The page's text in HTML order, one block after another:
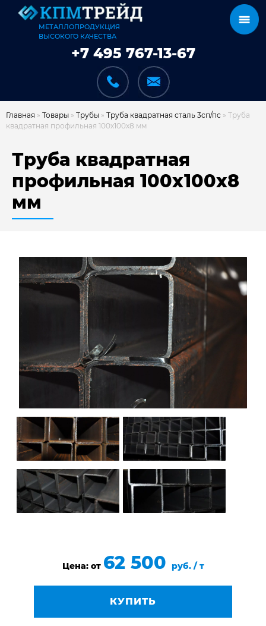
МЕТАЛЛОПРОДУКЦИЯ
ВЫСОКОГО КАЧЕСТВА
+7 495 767-13-67
ДОСТАВКА И ОПЛАТА
НАШИ ОБЪЕКТЫ
БЛОГ
Главная » Товары » Трубы » Труба квадратная сталь 3сп/пс » Труба
квадратная профильная 100х100х8 мм
Труба квадратная
профильная 100х100х8
мм
Цена: от 62 500 руб. / т
КУПИТЬ